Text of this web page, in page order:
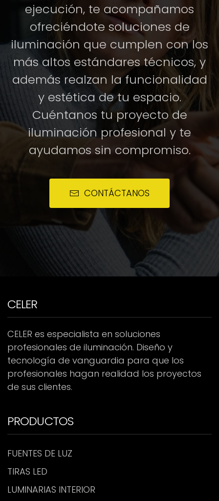
ejecución, te acompañamos
ofreciéndote soluciones de
iluminación que cumplen con los
más altos estándares técnicos, y
además realzan la funcionalidad
y estética de tu espacio.
Cuéntanos tu proyecto de
iluminación profesional y te
ayudamos sin compromiso.
CONTÁCTANOS
CELER
CELER es especialista en soluciones
profesionales de iluminación. Diseño y
tecnología de vanguardia para que los
profesionales hagan realidad los proyectos
de sus clientes.
PRODUCTOS
FUENTES DE LUZ
TIRAS LED
LUMINARIAS INTERIOR